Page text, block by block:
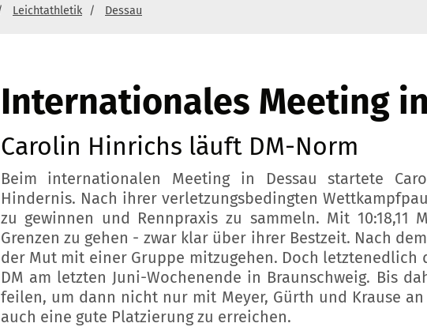
Leichtathletik Dessau
Internationales Meeting
Carolin Hinrichs läuft DM-Norm
Beim internationalen Meeting in Dessau startete
Hindernis. Nach ihrer verletzungsbedingten
zu gewinnen und Rennpraxis zu sammeln. Mit
Grenzen zu gehen - zwar klar über ihrer Bestzeit. Nach
der Mut mit einer Gruppe mitzugehen. Doch
DM am letzten Juni-Wochenende in Braunschweig. Bis
feilen, um dann nicht nur mit Meyer, Gürth und Krause
auch eine gute Platzierung zu erreichen.